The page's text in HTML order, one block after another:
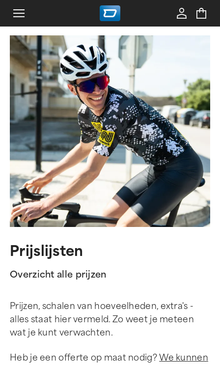
Prijslijsten
Overzicht alle prijzen
Prijzen, schalen van hoeveelheden, extra's -
alles staat hier vermeld. Zo weet je meteen
wat je kunt verwachten.
Heb je een offerte op maat nodig?We kunnen